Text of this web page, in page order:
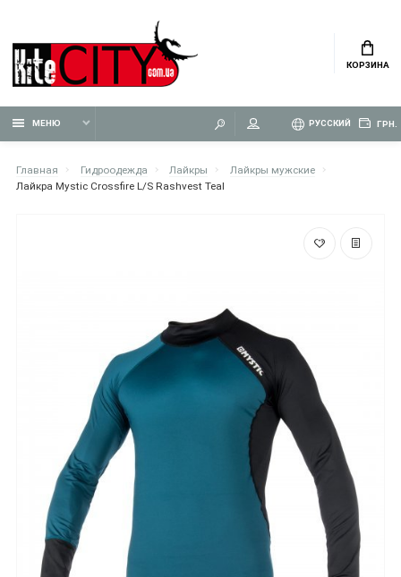
КОРЗИНА
МЕНЮ РУССКИЙ ГРН.
Главная Гидроодежда Лайкры
Лайкры мужские
Лайкра Mystic Crossfire L/S Rashvest Teal